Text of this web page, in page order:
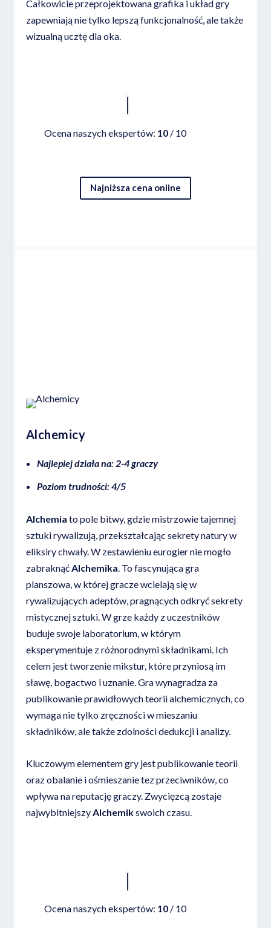
Całkowicie przeprojektowana grafika i układ gry
zapewniają nie tylko lepszą funkcjonalność, ale także
wizualną ucztę dla oka.
Ocena naszych ekspertów: 10 / 10
Najniższa cena online
Alchemicy
Najlepiej działa na: 2-4 graczy
Poziom trudności: 4/5
Alchemia to pole bitwy, gdzie mistrzowie tajemnej
sztuki rywalizują, przekształcając sekrety natury w
eliksiry chwały. W zestawieniu eurogier nie mogło
zabraknąćAlchemika. To fascynująca gra
planszowa, w której gracze wcielają się w
rywalizujących adeptów, pragnących odkryć sekrety
mistycznej sztuki. W grze każdy z uczestników
buduje swoje laboratorium, w którym
eksperymentuje z różnorodnymi składnikami. Ich
celem jest tworzenie mikstur, które przyniosą im
sławę, bogactwo i uznanie. Gra wynagradza za
publikowanie prawidłowych teorii alchemicznych, co
wymaga nie tylko zręczności w mieszaniu
składników, ale także zdolności dedukcji i analizy.
Kluczowym elementem gry jest publikowanie teorii
oraz obalanie i ośmieszanie tez przeciwników, co
wpływa na reputację graczy. Zwycięzcą zostaje
najwybitniejszyAlchemikswoich czasu.
Ocena naszych ekspertów: 10 / 10